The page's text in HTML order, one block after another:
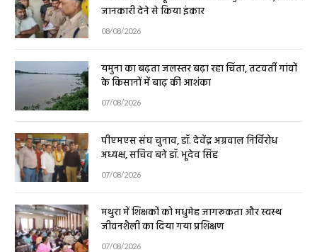
जानकारी देने से किया इंकार
08/08/2026
यमुना का बढ़ता जलस्तर बढ़ा रहा चिंता, तटवर्ती गांवों
के किसानों में बाढ़ की आशंका
07/08/2026
पीएमएस संघ चुनाव, डॉ. देवेंद्र अग्रवाल निर्विरोध
अध्यक्ष, सचिव बने डॉ. भूदेव सिंह
07/08/2026
मथुरा में शिक्षकों को मधुमेह जागरूकता और स्वस्थ
जीवनशैली का दिया गया प्रशिक्षण
07/08/2026